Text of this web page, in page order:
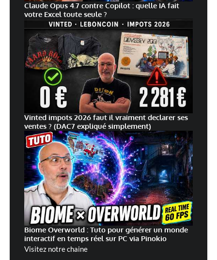
Claude Opus 4.7 contre Copilot : quelle IA fait
votre Excel toute seule ?
Vinted impots 2026 faut il vraiment declarer ses
ventes ? (DAC7 expliqué simplement)
Biome Overworld : Tuto pour générer un monde
interactif en temps réel sur PC via Pinokio
Visitez notre chaine